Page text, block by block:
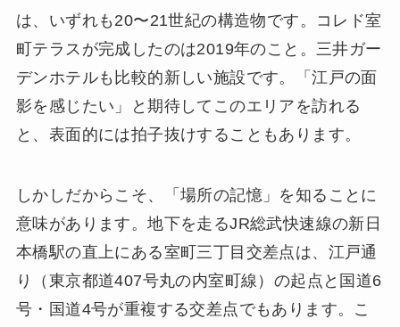
は、いずれも20〜21世紀の構造物です。コレド室
町テラスが完成したのは2019年のこと。三井ガー
デンホテルも比較的新しい施設です。「江戸の面
影を感じたい」と期待してこのエリアを訪れる
と、表面的には拍子抜けすることもあります。
しかしだからこそ、「場所の記憶」を知ることに
意味があります。地下を走るJR総武快速線の新日
本橋駅の直上にある室町三丁目交差点は、江戸通
り（東京都道407号丸の内室町線）の起点と国道6
号・国道4号が重複する交差点でもあります。こ